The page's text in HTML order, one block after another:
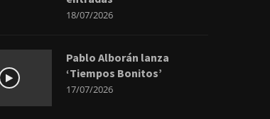
18/07/2026
Pablo Alborán lanza
‘Tiempos Bonitos’
17/07/2026